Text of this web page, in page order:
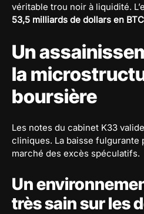
véritable trou noir à liquidité.
53,5 milliards de dollars en BTC
Un
la
boursière
Les notes du cabinet K33
cliniques. La baisse fulgurante
marché des excès spéculatifs.
Un
très sain sur les